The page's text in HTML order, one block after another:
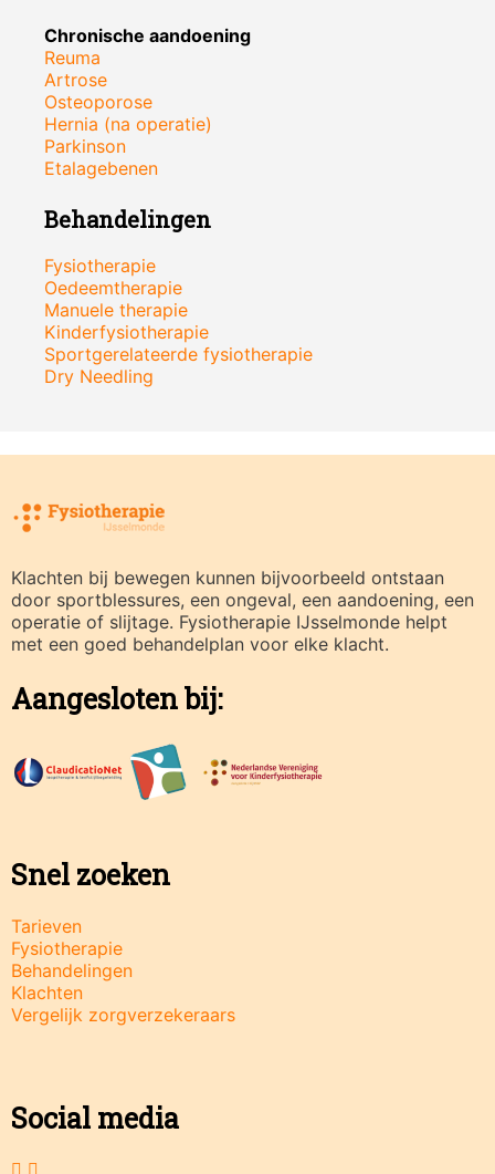
Chronische aandoening
Reuma
Artrose
Osteoporose
Hernia (na operatie)
Parkinson
Etalagebenen
Behandelingen
Fysiotherapie
Oedeemtherapie
Manuele therapie
Kinderfysiotherapie
Sportgerelateerde fysiotherapie
Dry Needling
Klachten bij bewegen kunnen bijvoorbeeld ontstaan
door sportblessures, een ongeval, een aandoening, een
operatie of slijtage. Fysiotherapie IJsselmonde helpt
met een goed behandelplan voor elke klacht.
Aangesloten bij:
Snel zoeken
Tarieven
Fysiotherapie
Behandelingen
Klachten
Vergelijk zorgverzekeraars
Social media